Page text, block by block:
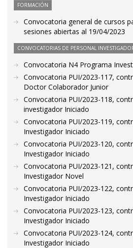
FORMACIÓN
Convocatoria general de cursos
sesiones abiertas al 19/04/2023
CONVOCATORIAS DE PERSONAL
Convocatoria N4 Programa
Convocatoria PUI/2023-117,
Doctor Colaborador Junior
Convocatoria PUI/2023-118,
investigador Iniciado
Convocatoria PUI/2023-119,
Investigador Iniciado
Convocatoria PUI/2023-120,
Investigador Iniciado
Convocatoria PUI/2023-121,
Investigador Novel
Convocatoria PUI/2023-122,
Investigador Iniciado
Convocatoria PUI/2023-123,
Investigador Iniciado
Convocatoria PUI/2023-124,
Investigador Iniciado